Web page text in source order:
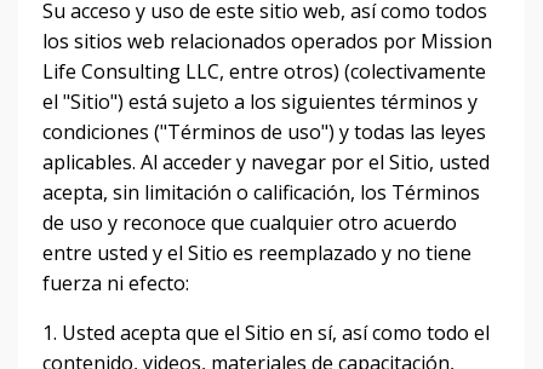
Su acceso y uso de este sitio web, así como todos
los sitios web relacionados operados por Mission
Life Consulting LLC, entre otros) (colectivamente
el "Sitio") está sujeto a los siguientes términos y
condiciones ("Términos de uso") y todas las leyes
aplicables. Al acceder y navegar por el Sitio, usted
acepta, sin limitación o calificación, los Términos
de uso y reconoce que cualquier otro acuerdo
entre usted y el Sitio es reemplazado y no tiene
fuerza ni efecto:
1. Usted acepta que el Sitio en sí, así como todo el
contenido, videos, materiales de capacitación,